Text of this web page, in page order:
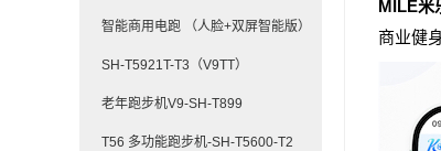
智能商用电跑 （人脸+双屏智能版）
SH-T5921T-T3（V9TT）
老年跑步机V9-SH-T899
T56 多功能跑步机-SH-T5600-T2
MILE米
商业健